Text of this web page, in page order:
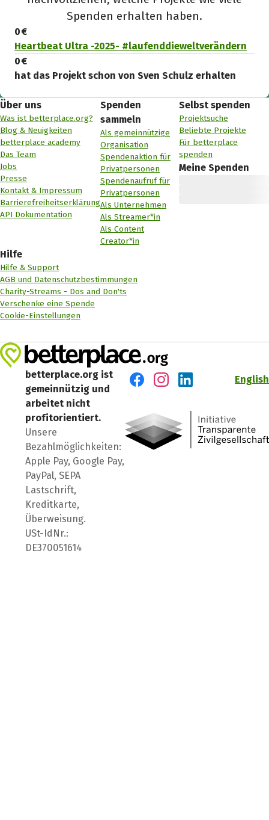
Spenden erhalten haben.
0 €
Heartbeat Ultra -2025- #laufenddieweltverändern
0 €
hat das Projekt schon von Sven Schulz erhalten
Über uns
Was ist betterplace.org?
Blog & Neuigkeiten
betterplace academy
Das Team
Jobs
Presse
Kontakt & Impressum
Barrierefreiheitserklärung
API Dokumentation
Spenden
sammeln
Als gemeinnützige
Organisation
Spendenaktion für
Privatpersonen
Spendenaufruf für
Privatpersonen
Als Unternehmen
Als Streamer*in
Als Content
Creator*in
Selbst spenden
Projektsuche
Beliebte Projekte
Für betterplace
spenden
Meine Spenden
Hilfe
Hilfe & Support
AGB und Datenschutzbestimmungen
Charity-Streams - Dos and Don'ts
Verschenke eine Spende
Cookie-Einstellungen
betterplace.org ist
gemeinnützig und
arbeitet nicht
profitorientiert.
Unsere
Bezahlmöglichkeiten:
Apple Pay, Google Pay,
PayPal, SEPA
Lastschrift,
Kreditkarte,
Überweisung.
USt-IdNr.:
DE370051614
English